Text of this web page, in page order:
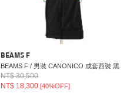
BEAMS F
BEAMS F / 男裝 CANONICO 成套西裝 黑
NT$ 30,500
NT$ 18,300[40%OFF]